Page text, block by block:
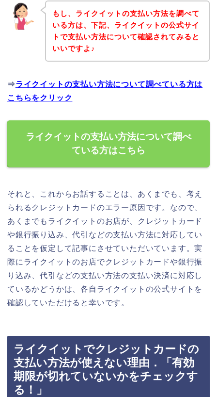
もし、ライクイットの支払い方法を調べて
いる方は、下記、ライクイットの公式サイ
トで支払い方法について確認されてみると
いいですよ♪
⇒ライクイットの支払い方法について調べている方は
こちらをクリック
ライクイットの支払い方法について調べ
ている方はこちら
それと、これからお話することは、あくまでも、考え
られるクレジットカードのエラー原因です。なので、
あくまでもライクイットのお店が、クレジットカード
や銀行振り込み、代引などの支払い方法に対応してい
ることを仮定して記事にさせていただいています。実
際にライクイットのお店でクレジットカードや銀行振
り込み、代引などの支払い方法の支払い決済に対応し
ているかどうかは、各自ライクイットの公式サイトを
確認していただけると幸いです。
ライクイットでクレジットカードの
支払い方法が使えない理由．「有効
期限が切れていないかをチェックす
る！」